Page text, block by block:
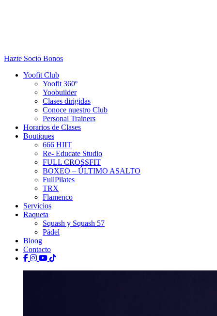
Hazte Socio Bonos
Yoofit Club
Yoofit 360º
Yoobuilder
Clases dirigidas
Conoce nuestro Club
Personal Trainers
Horarios de Clases
Boutiques
666 HIIT
Re- Educate Studio
FULL CROSSFIT
BOXEO – ÚLTIMO ASALTO
FullPilates
TRX
Flamenco
Servicios
Raqueta
Squash y Squash 57
Pádel
Bloog
Contacto